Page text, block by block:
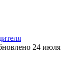
24 июля